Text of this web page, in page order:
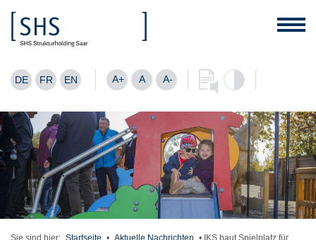
DE FR EN A+ A A-